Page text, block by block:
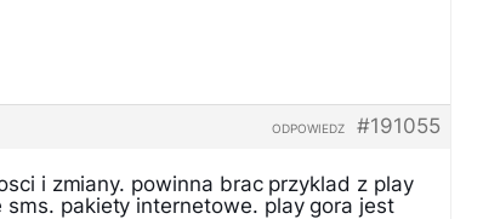
#191055
ODPOWIEDZ
i zmiany. powinna brac przyklad z play
pakiety internetowe. play gora jest